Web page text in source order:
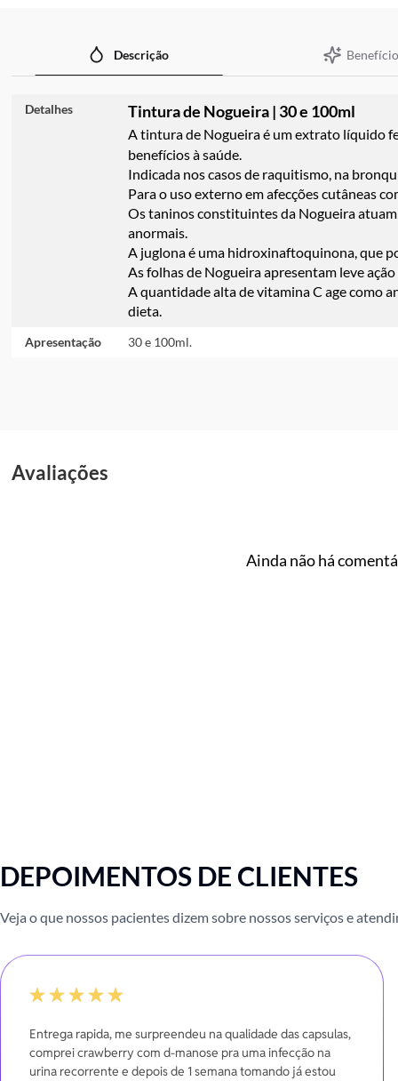
Descrição
Detalhes Tintura de Nogueira | 30 e 100ml
A tintura de Nogueira é um extrato líquido
benefícios à saúde.
Indicada nos casos de raquitismo, na
Para o uso externo em afecções cutâneas
Os taninos constituintes da Nogueira
anormais.
A juglona é uma hidroxinaftoquinona, que
As folhas de Nogueira apresentam leve
A quantidade alta de vitamina C age como
dieta.
Apresentação 30 e 100ml.
Avaliações
Ainda não há
DEPOIMENTOS DE CLIENTES
Veja o que nossos pacientes dizem sobre nossos serviços e
Entrega rapida, me surpreendeu na qualidade das capsulas,
comprei crawberry com d-manose pra uma infecção na
urina recorrente e depois de 1 semana tomando já estou